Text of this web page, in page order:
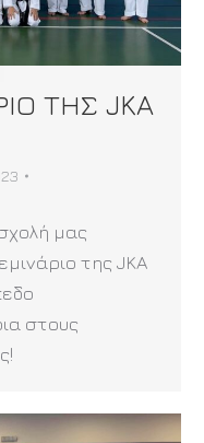
ΤΗΣ JKA
μας
της JKA
στους